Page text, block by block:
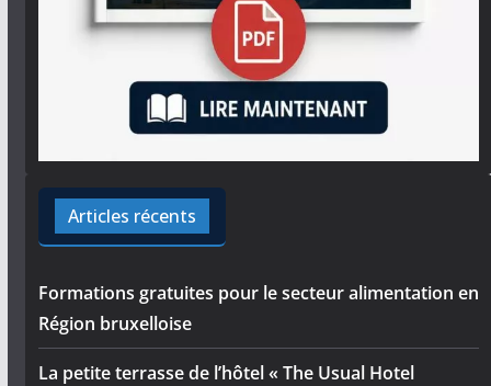
Articles récents
Formations gratuites pour le secteur alimentation en
Région bruxelloise
La petite terrasse de l’hôtel « The Usual Hotel